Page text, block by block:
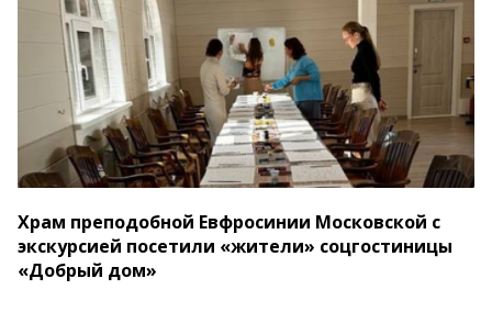
Храм преподобной Евфросинии Московской с
экскурсией посетили «жители» соцгостиницы
«Добрый дом»